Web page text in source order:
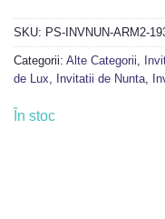
SKU: PS-INVNUN-ARM2-
Categorii: Alte Categorii
de Lux
Invitatii de Nunta
În stoc